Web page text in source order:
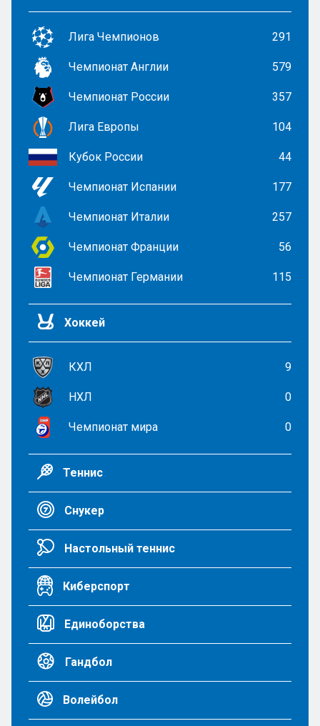
Лига Чемпионов 291
Чемпионат Англии 579
Чемпионат России 357
Лига Европы 104
Кубок России 44
Чемпионат Испании 177
Чемпионат Италии 257
Чемпионат Франции 56
Чемпионат Германии 115
Хоккей
КХЛ 9
НХЛ 0
Чемпионат мира 0
Теннис
Снукер
Настольный теннис
Киберспорт
Единоборства
Гандбол
Волейбол